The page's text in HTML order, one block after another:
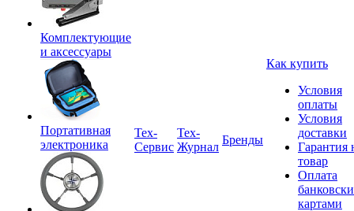
Комплектующие
и аксессуары
Портативная
электроника
Tex-
Сервис
Тех-
Журнал
Бренды
Как купить
Условия
оплаты
Условия
доставки
Гарантия
товар
Оплата
картами